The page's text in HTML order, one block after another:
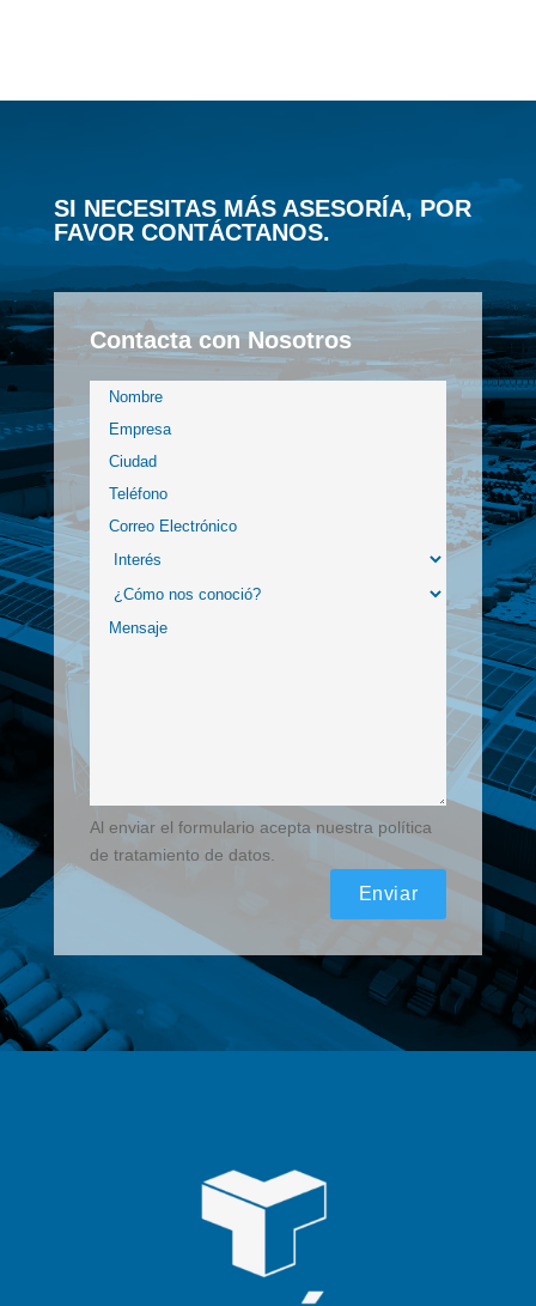
SI NECESITAS MÁS ASESORÍA, POR
FAVOR CONTÁCTANOS.
Contacta con Nosotros
Al enviar el formulario acepta nuestra política
de tratamiento de datos.